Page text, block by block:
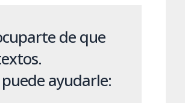
de que
puede ayudarle: